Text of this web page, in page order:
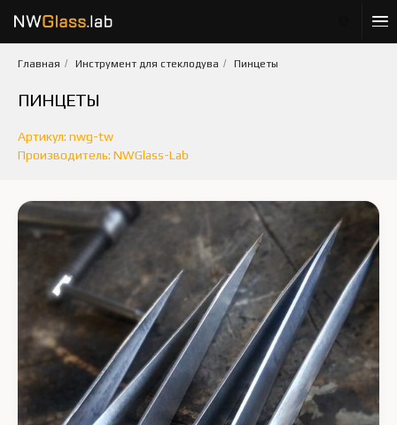
Главная / Инструмент для стеклодува / Пинцеты
ПИНЦЕТЫ
Артикул: nwg-tw
Производитель: NWGlass-Lab